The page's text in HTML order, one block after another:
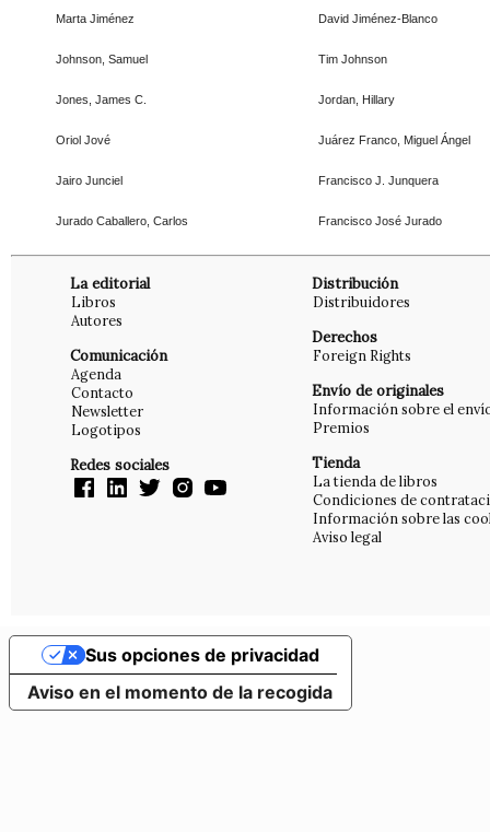
Marta Jiménez David Jiménez-Blanco
Johnson, Samuel Tim Johnson
Jones, James C. Jordan, Hillary
Oriol Jové Juárez Franco, Miguel Ángel
Jairo Junciel Francisco J. Junquera
Jurado Caballero, Carlos Francisco José Jurado
La editorial
Libros
Autores
Comunicación
Agenda
Contacto
Newsletter
Logotipos
Redes sociales
Distribución
Distribuidores
Derechos
Foreign Rights
Envío de originales
Información sobre el
Premios
Tienda
La tienda de libros
Condiciones de
Información sobre las
Aviso legal
Aviso en el momento de la recogida
Sus opciones de privacidad